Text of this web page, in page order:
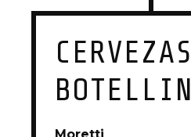
CERVEZAS
BOTELLIN